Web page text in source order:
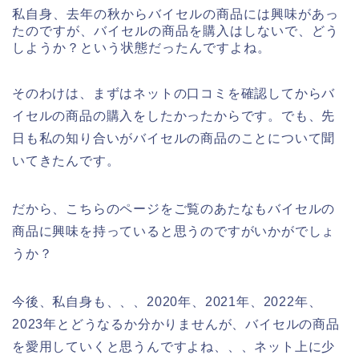
私自身、去年の秋からバイセルの商品には興味があっ
たのですが、バイセルの商品を購入はしないで、どう
しようか？という状態だったんですよね。
そのわけは、まずはネットの口コミを確認してからバ
イセルの商品の購入をしたかったからです。でも、先
日も私の知り合いがバイセルの商品のことについて聞
いてきたんです。
だから、こちらのページをご覧のあたなもバイセルの
商品に興味を持っていると思うのですがいかがでしょ
うか？
今後、私自身も、、、2020年、2021年、2022年、
2023年とどうなるか分かりませんが、バイセルの商品
を愛用していくと思うんですよね、、、ネット上に少